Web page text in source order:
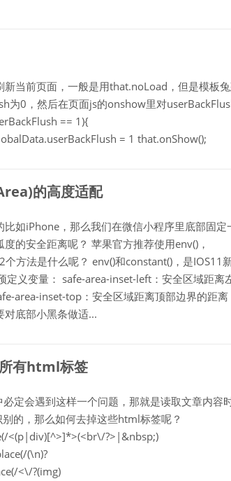
当前页面，一般是用that.noLoad，但是模板
为0，然后在页面js的onshow里对
== 1){
= 1 that.onShow();
的高度适配
如iPhone，那么我们在微信小程序里底部固定
的安全距离呢？ 苹果官方推荐使用env()，
方法是什么呢？ env()和constant()，是IOS11
义变量： safe-area-inset-left：安全区域距离
area-inset-top：安全区域距离顶部边界的距离
底部小黑条做适...
有html标签
定会遇到这样一个问题，那就是读取文章内容
的，那么如何去掉这些html标签呢？
<(p|div)[^>]*>(<br\/?>|&nbsp;)
(\n)?
<\/?(img)